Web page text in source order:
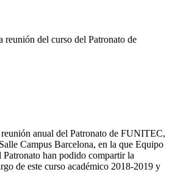
reunión del curso del Patronato de
anual del Patronato de FUNITEC,
Campus Barcelona, en la que Equipo
han podido compartir la
de este curso académico 2018-2019 y